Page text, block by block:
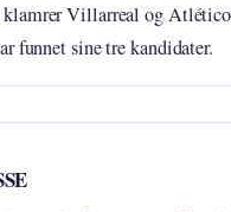
Villarreal og
funnet sine tre kandidater.